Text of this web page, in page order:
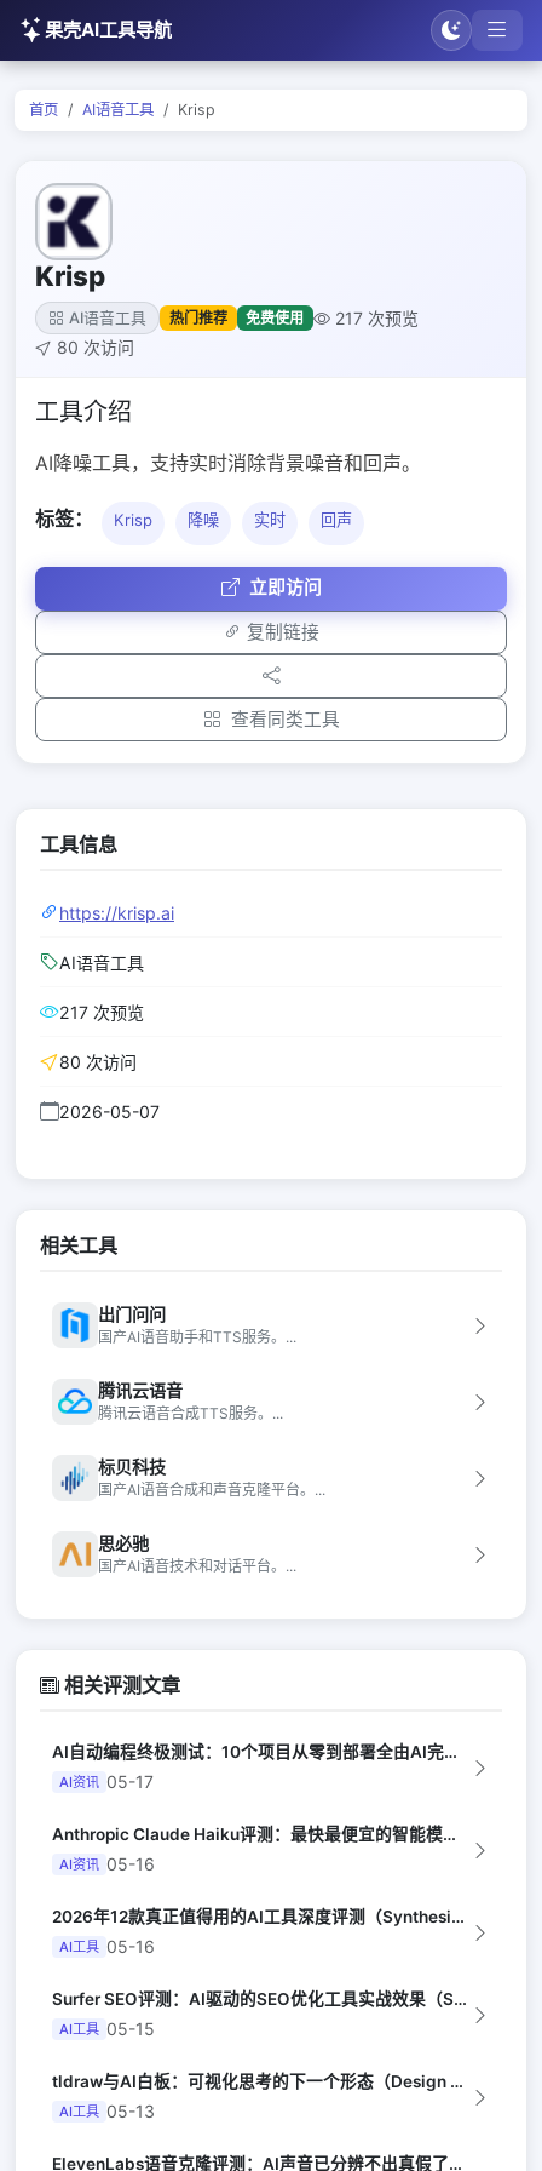
果壳AI工具导航
首页 AI语音工具 Krisp
Krisp
AI语音工具 热门推荐 免费使用
217 次预览
80 次访问
工具介绍
AI降噪工具，支持实时消除背景噪音和回声。
标签： Krisp 降噪 实时 回声
立即访问
复制链接
查看同类工具
工具信息
https://krisp.ai
AI语音工具
217 次预览
80 次访问
2026-05-07
相关工具
出门问问
国产AI语音助手和TTS服务。...
腾讯云语音
腾讯云语音合成TTS服务。...
标贝科技
国产AI语音合成和声音克隆平台。...
思必驰
国产AI语音技术和对话平台。...
相关评测文章
AI自动编程终极测试：10个项目从零到部署全由AI完成（Y Combinator...
AI资讯 05-17
Anthropic Claude Haiku评测：最快最便宜的智能模型（Late...
AI资讯 05-16
2026年12款真正值得用的AI工具深度评测（Synthesia评选）
AI工具 05-16
Surfer SEO评测：AI驱动的SEO优化工具实战效果（Search Eng...
AI工具 05-15
tldraw与AI白板：可视化思考的下一个形态（Design Milk）
AI工具 05-13
ElevenLabs语音克隆评测：AI声音已分辨不出真假了（Ars Techni...